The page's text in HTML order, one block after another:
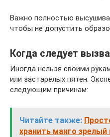
Важно полностью
чтобы не допустить
Когда следует
Иногда нельзя своими
или застарелых пятен.
следующим причинам:
Читайте также:
хранить манго